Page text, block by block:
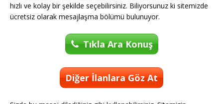
hızlı ve kolay bir şekilde seçebilirsiniz. Biliyorsunuz ki sitemizde
ücretsiz olarak mesajlaşma bölümü bulunuyor.
Tıkla Ara Konuş
Diğer İlanlara Göz At